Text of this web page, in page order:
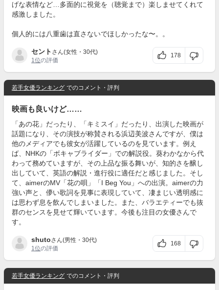
げな表情など…多面的に視覚を（聴覚まで）楽しませてくれて
感激しました。
個人的には八重歯は直さないでほしかったな〜。。
セント さん(女性・30代)
1位の評価
178
若手女優ランキング でのコメント・評判
映画も良いけど……
「あの花」だったり、「キミスイ」だったり、出演した映画が
話題になり、その演技が称賛される浜辺美波さんですが、僕は
他のメディアでも彼女が活躍しているのを見ています。例え
ば、NHKの「ボキャブライダー」での解説役。葵わかなから代
わって務めていますが、その上品な振る舞いが、知的さを醸し
出していて、英語の解説・進行役に適任だと感じました。そし
て、aimerのMV「花の唄」「I Beg You」への出演。aimerの力
強い声と、儚い歌詞を見事に表現していて、凄まじい透明感に
は思わず息を飲んでしまいました。また、バラエティーでも抜
群のセンスを見せて輝いています。今後も注目の女優さんで
す。
shutoさん(男性・30代)
1位の評価
168
若手女優ランキング でのコメント・評判